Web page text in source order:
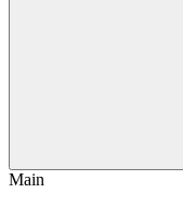
Main